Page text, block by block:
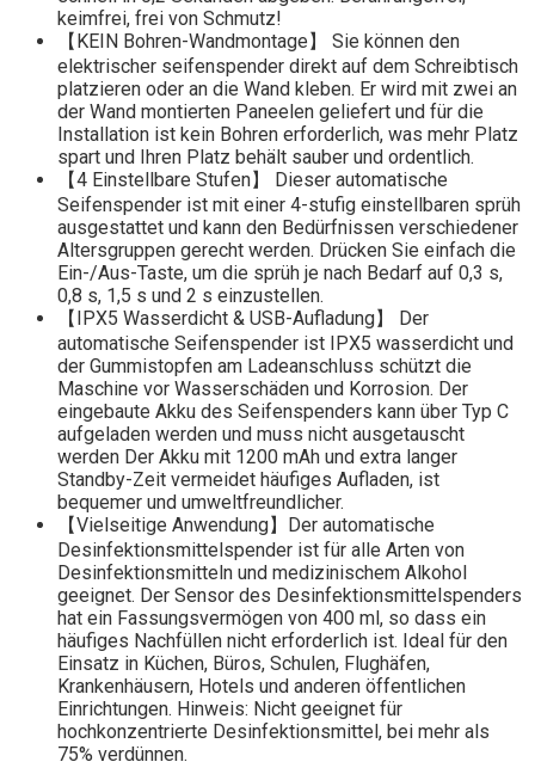
keimfrei, frei von Schmutz!
【KEIN Bohren-Wandmontage】 Sie können den
elektrischer seifenspender direkt auf dem Schreibtisch
platzieren oder an die Wand kleben. Er wird mit zwei an
der Wand montierten Paneelen geliefert und für die
Installation ist kein Bohren erforderlich, was mehr Platz
spart und Ihren Platz behält sauber und ordentlich.
【4 Einstellbare Stufen】 Dieser automatische
Seifenspender ist mit einer 4-stufig einstellbaren sprüh
ausgestattet und kann den Bedürfnissen verschiedener
Altersgruppen gerecht werden. Drücken Sie einfach die
Ein-/Aus-Taste, um die sprüh je nach Bedarf auf 0,3 s,
0,8 s, 1,5 s und 2 s einzustellen.
【IPX5 Wasserdicht & USB-Aufladung】 Der
automatische Seifenspender ist IPX5 wasserdicht und
der Gummistopfen am Ladeanschluss schützt die
Maschine vor Wasserschäden und Korrosion. Der
eingebaute Akku des Seifenspenders kann über Typ C
aufgeladen werden und muss nicht ausgetauscht
werden Der Akku mit 1200 mAh und extra langer
Standby-Zeit vermeidet häufiges Aufladen, ist
bequemer und umweltfreundlicher.
【Vielseitige Anwendung】Der automatische
Desinfektionsmittelspender ist für alle Arten von
Desinfektionsmitteln und medizinischem Alkohol
geeignet. Der Sensor des Desinfektionsmittelspenders
hat ein Fassungsvermögen von 400 ml, so dass ein
häufiges Nachfüllen nicht erforderlich ist. Ideal für den
Einsatz in Küchen, Büros, Schulen, Flughäfen,
Krankenhäusern, Hotels und anderen öffentlichen
Einrichtungen. Hinweis: Nicht geeignet für
hochkonzentrierte Desinfektionsmittel, bei mehr als
75% verdünnen.